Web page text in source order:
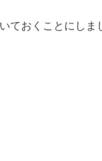
ておくことにしま